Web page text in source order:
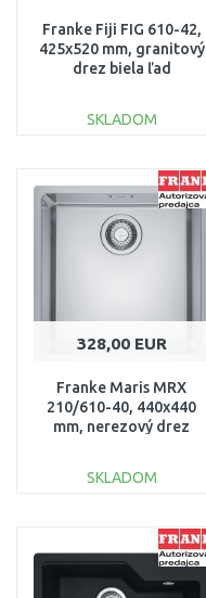
Franke Fiji FIG 610-42,
425x520 mm, granitový
drez biela ľad
SKLADOM
Porovnať
328,00 EUR
Franke Maris MRX
210/610-40, 440x440
mm, nerezový drez
SKLADOM
Porovnať